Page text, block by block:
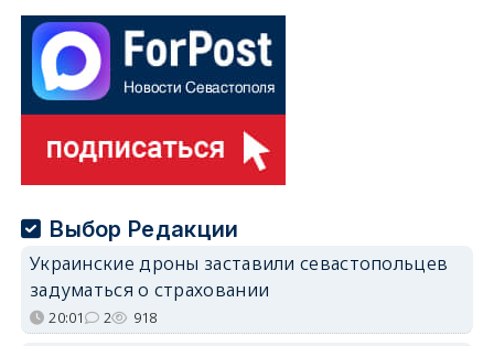
Выбор Редакции
Украинские дроны заставили севастопольцев
задуматься о страховании
20:01 2 918